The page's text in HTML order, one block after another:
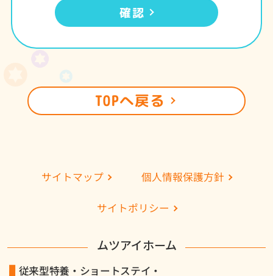
ご利用者の同意を得るものとします。
目的の範囲に沿って、他の介護事業者や外部委
託業者に提供することがあります。第三者に提
供する場合は、ご利用者やご家族の同意を得る
こととします。また、外部委託事業者に対して
３．情報の安全な管理について
理するため、帳票類やデータなどの取扱い・保
ます。また、安全な管理に必要な、知識・規定
確認
TOPへ戻る
サイトマップ 個人情報保護方針
サイトポリシー
ムツアイホーム
従来型特養・ショートステイ・